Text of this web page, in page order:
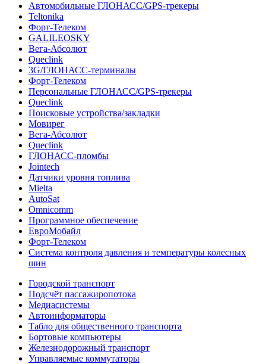
Автомобильные ГЛОНАСС/GPS-трекеры
Teltonika
Форт-Телеком
GALILEOSKY
Вега-Абсолют
Queclink
3G/ГЛОНАСС-терминалы
Форт-Телеком
Персональные ГЛОНАСС/GPS-трекеры
Queclink
Поисковые устройства/закладки
Мовирег
Вега-Абсолют
Queclink
ГЛОНАСС-пломбы
Jointech
Датчики уровня топлива
Mielta
AutoSat
Omnicomm
Программное обеспечение
ЕвроМобайл
Форт-Телеком
Система контроля давления и температуры колесных
шин
Городской транспорт
Подсчёт пассажиропотока
Медиасистемы
Автоинформаторы
Табло для общественного транспорта
Бортовые компьютеры
Железнодорожный транспорт
Управляемые коммутаторы